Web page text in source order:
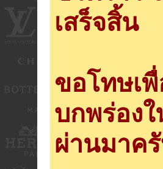
เสร็จสิ้น
ขอโทษเ
บกพร่อง
ผ่านมาค